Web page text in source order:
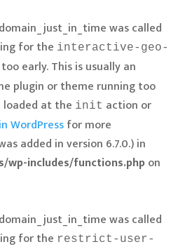
was called
for the interactive-geo-
early. This is usually an
plugin or theme running too
loaded at the init action or
WordPressfor more
added in version 6.7.0.) in
wp-includes/functions.php on
was called
for the restrict-user-